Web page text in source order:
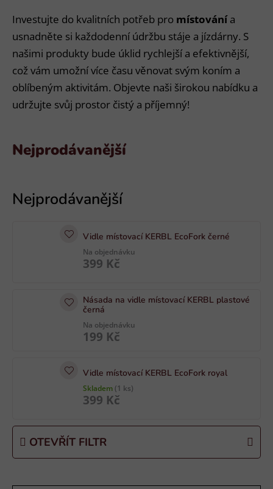
Investujte do kvalitních potřeb pro místovánía
usnadněte si každodenní údržbu stáje a jízdárny. S
našimi produkty bude úklid rychlejší a efektivnější,
což vám umožní více času věnovat svým koním a
oblíbeným aktivitám. Objevte naši širokou nabídku a
udržujte svůj prostor čistý a příjemný!
Nejprodávanější
Vidle místovací KERBL EcoFork černé
Na objednávku
399 Kč
Násada na vidle místovací KERBL plastové
černá
Na objednávku
199 Kč
Vidle místovací KERBL EcoFork royal
Skladem (1 ks)
399 Kč
OTEVŘÍT FILTR
ý
p